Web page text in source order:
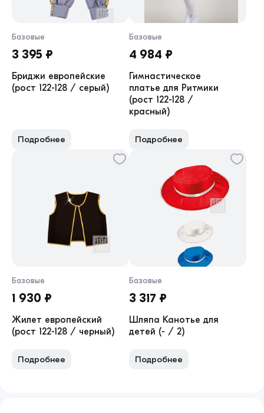
Базовые
3 395 ₽
Бриджи европейские
(рост 122-128 / серый)
Подробнее
Базовые
4 984 ₽
Гимнастическое
платье для Ритмики
(рост 122-128 /
красный)
Подробнее
Базовые
1 930 ₽
Жилет европейский
(рост 122-128 / черный)
Подробнее
Базовые
3 317 ₽
Шляпа Канотье для
детей (- / 2)
Подробнее